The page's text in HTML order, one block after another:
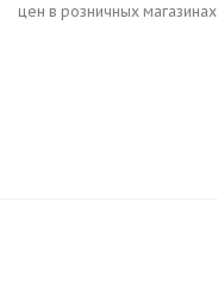
цен в розничных магазинах